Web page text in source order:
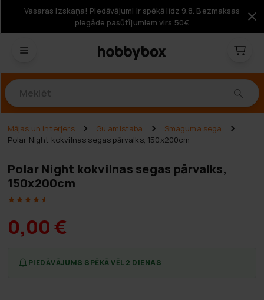
Vasaras izskaņa! Piedāvājumi ir spēkā līdz 9.8. Bezmaksas
piegāde pasūtījumiem virs 50€
Mājas un interjers Guļamistaba
Smaguma sega
Polar Night kokvilnas segas pārvalks, 150x200cm
Polar Night kokvilnas segas pārvalks,
150x200cm
0,00 €
PIEDĀVĀJUMS SPĒKĀ VĒL 2 DIENAS